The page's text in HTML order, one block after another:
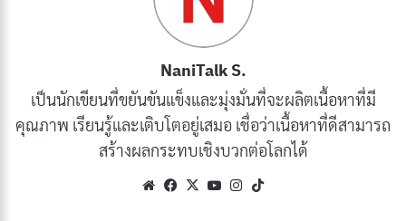
Case Study เมื่อรักกลายเป็นเครื่องมือหลอกลวง
ทิ้งท้าย
สแกมเมอร์คืออะไร?
NaniTalk S.
เป็นนักเขียนที่ขยันขันแข็งและมุ่งมั่นที่จะผลิตเนื้อหาที่มี
คุณภาพ เรียนรู้และเติบโตอยู่เสมอ เชื่อว่าเนื้อหาที่ดีสามารถ
สร้างผลกระทบเชิงบวกต่อโลกได้
WebsiteFacebook
X YouTubeInstagram